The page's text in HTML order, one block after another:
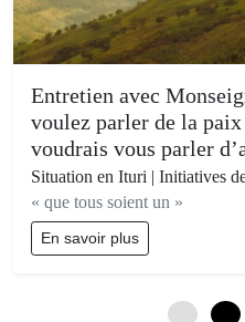
Entretien avec
voulez parler de la
voudrais vous parler
Situation en Ituri | Initiatives
« que tous soient un »
En savoir plus